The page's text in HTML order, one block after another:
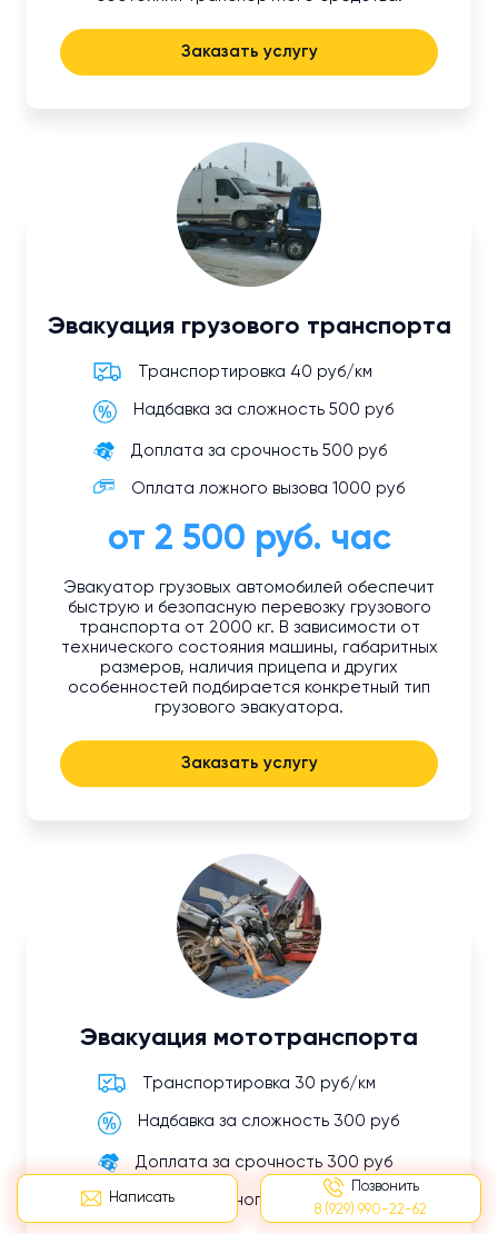
Написать
Позвонить
8 (929) 990-22-62
Заказать услугу
Эвакуация грузового транспорта
Транспортировка 40 руб/км
Надбавка за сложность 500 руб
Доплата за срочность 500 руб
Оплата ложного вызова 1000 руб
от 2 500 руб. час
Эвакуатор грузовых автомобилей обеспечит
быструю и безопасную перевозку грузового
транспорта от 2000 кг. В зависимости от
технического состояния машины, габаритных
размеров, наличия прицепа и других
особенностей подбирается конкретный тип
грузового эвакуатора.
Заказать услугу
Эвакуация мототранспорта
Транспортировка 30 руб/км
Надбавка за сложность 300 руб
Доплата за срочность 300 руб
Оплата ложного вызова 500 руб